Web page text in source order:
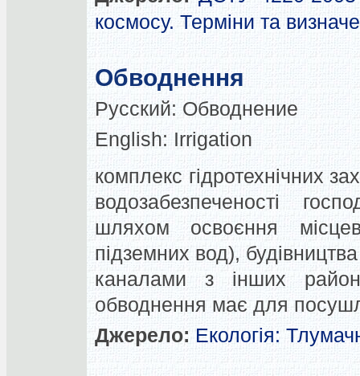
космосу. Терміни та
Обводнення
Русский: Обводнение
English: Irrigation
комплекс гідротехнічних
водозабезпеченості
шляхом освоєння
підземних вод),
каналами з інших
обводнення має для
Джерело: Екологія: